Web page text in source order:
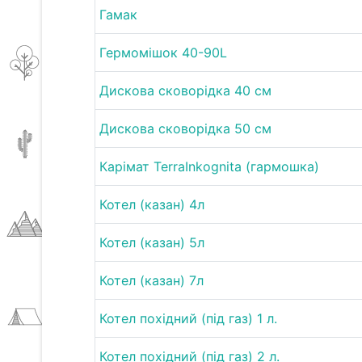
Гамак
Гермомішок 40-90L
Дискова сковорідка 40 см
Дискова сковорідка 50 см
Карімат TerraInkognita (гармошка)
Котел (казан) 4л
Котел (казан) 5л
Котел (казан) 7л
Котел похідний (під газ) 1 л.
Котел похідний (під газ) 2 л.